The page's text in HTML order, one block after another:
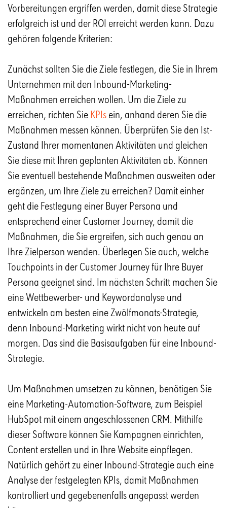
Vorbereitungen ergriffen werden, damit diese Strategie
erfolgreich ist und der ROI erreicht werden kann. Dazu
gehören folgende Kriterien:
Zunächst sollten Sie die Ziele festlegen, die Sie in Ihrem
Unternehmen mit den Inbound-Marketing-
Maßnahmen erreichen wollen. Um die Ziele zu
erreichen, richten Sie KPIs ein, anhand deren Sie die
Maßnahmen messen können. Überprüfen Sie den Ist-
Zustand Ihrer momentanen Aktivitäten und gleichen
Sie diese mit Ihren geplanten Aktivitäten ab. Können
Sie eventuell bestehende Maßnahmen ausweiten oder
ergänzen, um Ihre Ziele zu erreichen? Damit einher
geht die Festlegung einer Buyer Persona und
entsprechend einer Customer Journey, damit die
Maßnahmen, die Sie ergreifen, sich auch genau an
Ihre Zielperson wenden. Überlegen Sie auch, welche
Touchpoints in der Customer Journey für Ihre Buyer
Persona geeignet sind. Im nächsten Schritt machen Sie
eine Wettbewerber- und Keywordanalyse und
entwickeln am besten eine Zwölfmonats-Strategie,
denn Inbound-Marketing wirkt nicht von heute auf
morgen. Das sind die Basisaufgaben für eine Inbound-
Strategie.
Um Maßnahmen umsetzen zu können, benötigen Sie
eine Marketing-Automation-Software, zum Beispiel
HubSpot mit einem angeschlossenen CRM. Mithilfe
dieser Software können Sie Kampagnen einrichten,
Content erstellen und in Ihre Website einpflegen.
Natürlich gehört zu einer Inbound-Strategie auch eine
Analyse der festgelegten KPIs, damit Maßnahmen
kontrolliert und gegebenenfalls angepasst werden